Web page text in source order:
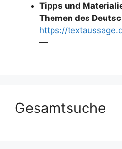
Tipps und
Themen des
https://
—
Gesamtsuche